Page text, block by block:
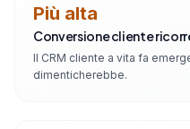
Più alta
Conversione cliente
Il CRM cliente a vita fa
dimenticherebbe.